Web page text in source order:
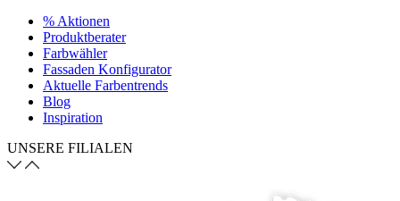
% Aktionen
Produktberater
Farbwähler
Fassaden Konfigurator
Aktuelle Farbentrends
Blog
Inspiration
UNSERE FILIALEN